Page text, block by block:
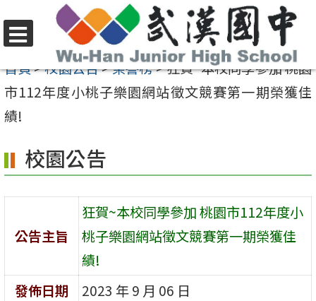
至
要
內
區
選
單
首頁>校園公告>榮譽榜>狂賀~本校同學參加 桃園
市112年度小桃子樂園網站徵文競賽第一期榮獲佳
績!
校園公告
公告主旨
狂賀~本校同學參加 桃園市112年度小
桃子樂園網站徵文競賽第一期榮獲佳
績!
發佈日期
2023 年 9 月 06 日